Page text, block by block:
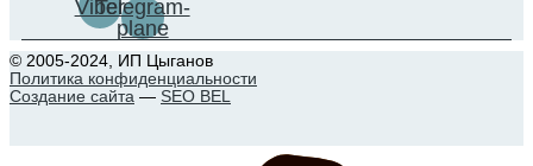
Viber
Telegram-
plane
© 2005-2024, ИП Цыганов
Политика конфиденциальности
Создание сайта — SEO BEL